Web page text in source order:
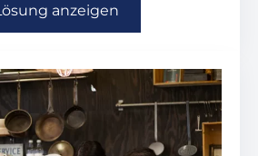
anzeigen